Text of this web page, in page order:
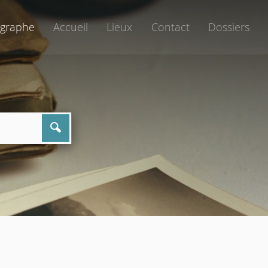
Accueil Lieux Contact Dossiers